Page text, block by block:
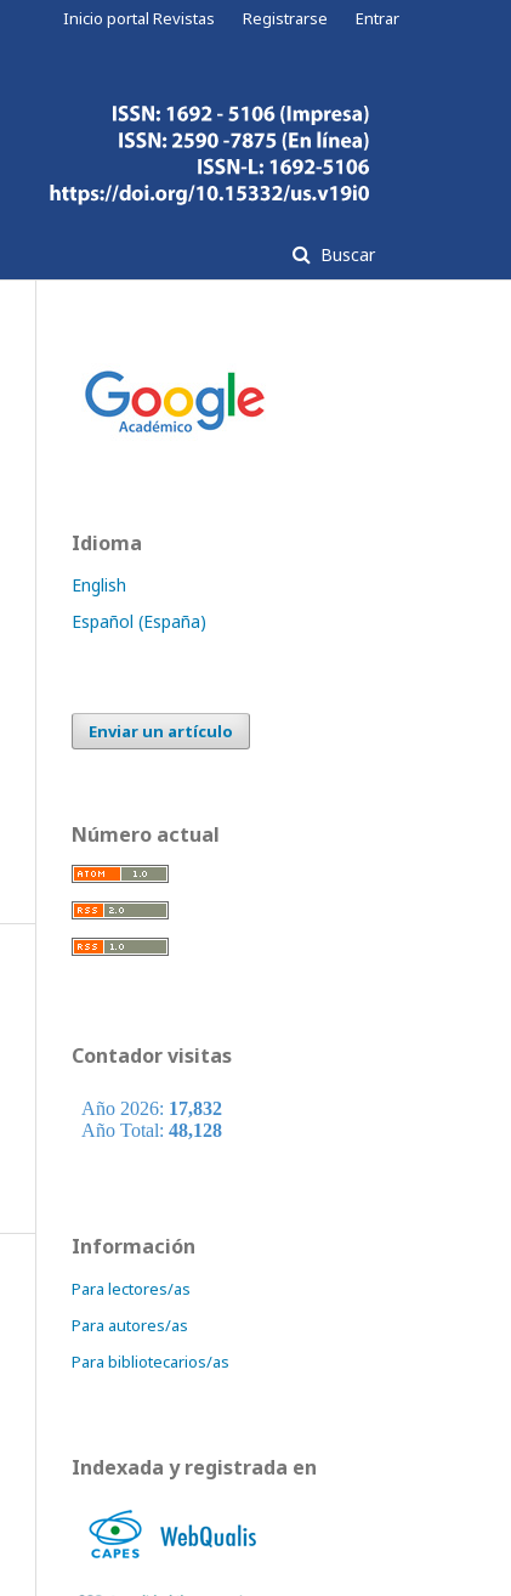
Buscar
Inicio portal Revistas Registrarse Entrar
Idioma
English
Español (España)
Enviar un artículo
Número actual
Contador visitas
Información
Para lectores/as
Para autores/as
Para bibliotecarios/as
Indexada y registrada en